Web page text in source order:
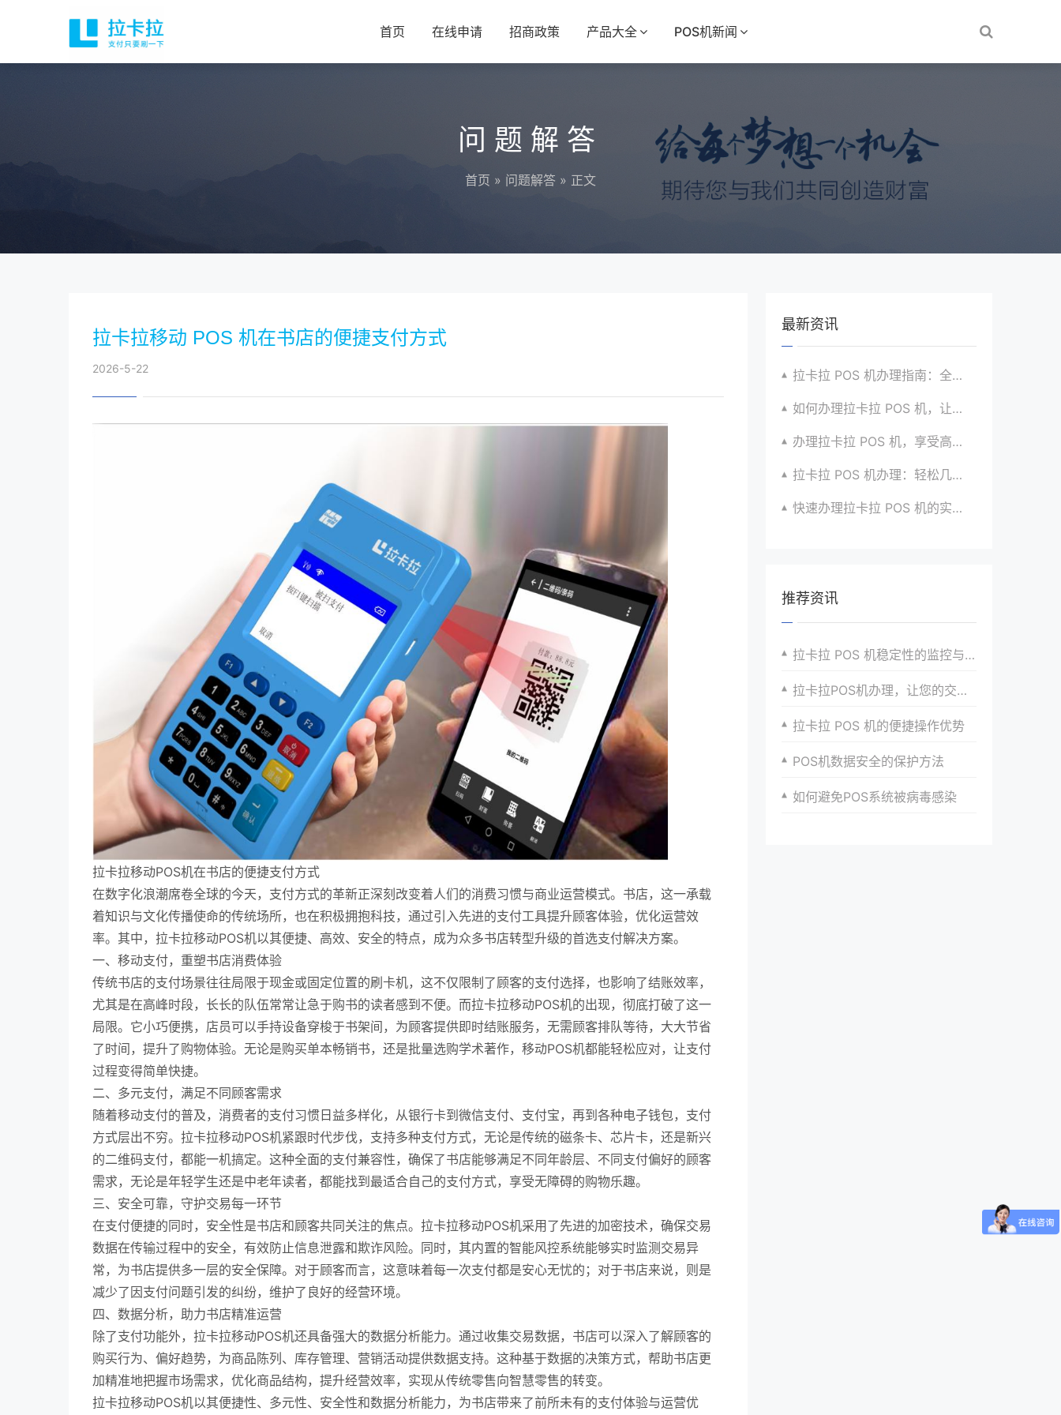
首页 在线申请 招商政策 产品大全 POS机新闻
问题解答
首页 » 问题解答 » 正文
拉卡拉移动 POS 机在书店的便捷支付方式
2026-5-22
拉卡拉移动POS机在书店的便捷支付方式
在数字化浪潮席卷全球的今天，支付方式的革新正深刻改变着人们的消费习惯与商业运营模式。书店，这一承载
着知识与文化传播使命的传统场所，也在积极拥抱科技，通过引入先进的支付工具提升顾客体验，优化运营效
率。其中，拉卡拉移动POS机以其便捷、高效、安全的特点，成为众多书店转型升级的首选支付解决方案。
一、移动支付，重塑书店消费体验
传统书店的支付场景往往局限于现金或固定位置的刷卡机，这不仅限制了顾客的支付选择，也影响了结账效率，
尤其是在高峰时段，长长的队伍常常让急于购书的读者感到不便。而拉卡拉移动POS机的出现，彻底打破了这一
局限。它小巧便携，店员可以手持设备穿梭于书架间，为顾客提供即时结账服务，无需顾客排队等待，大大节省
了时间，提升了购物体验。无论是购买单本畅销书，还是批量选购学术著作，移动POS机都能轻松应对，让支付
过程变得简单快捷。
二、多元支付，满足不同顾客需求
随着移动支付的普及，消费者的支付习惯日益多样化，从银行卡到微信支付、支付宝，再到各种电子钱包，支付
方式层出不穷。拉卡拉移动POS机紧跟时代步伐，支持多种支付方式，无论是传统的磁条卡、芯片卡，还是新兴
的二维码支付，都能一机搞定。这种全面的支付兼容性，确保了书店能够满足不同年龄层、不同支付偏好的顾客
需求，无论是年轻学生还是中老年读者，都能找到最适合自己的支付方式，享受无障碍的购物乐趣。
三、安全可靠，守护交易每一环节
在支付便捷的同时，安全性是书店和顾客共同关注的焦点。拉卡拉移动POS机采用了先进的加密技术，确保交易
数据在传输过程中的安全，有效防止信息泄露和欺诈风险。同时，其内置的智能风控系统能够实时监测交易异
常，为书店提供多一层的安全保障。对于顾客而言，这意味着每一次支付都是安心无忧的；对于书店来说，则是
减少了因支付问题引发的纠纷，维护了良好的经营环境。
四、数据分析，助力书店精准运营
除了支付功能外，拉卡拉移动POS机还具备强大的数据分析能力。通过收集交易数据，书店可以深入了解顾客的
购买行为、偏好趋势，为商品陈列、库存管理、营销活动提供数据支持。这种基于数据的决策方式，帮助书店更
加精准地把握市场需求，优化商品结构，提升经营效率，实现从传统零售向智慧零售的转变。
拉卡拉移动POS机以其便捷性、多元性、安全性和数据分析能力，为书店带来了前所未有的支付体验与运营优
最新资讯
拉卡拉 POS 机办理指南：全流程解析与建议汇总
如何办理拉卡拉 POS 机，让生意更顺畅？看过来
办理拉卡拉 POS 机，享受高效支付服务的窍门
拉卡拉 POS 机办理：轻松几步，实现便捷收款啦
快速办理拉卡拉 POS 机的实用方法全知道
推荐资讯
拉卡拉 POS 机稳定性的监控与维护方法​
拉卡拉POS机办理，让您的交易更加透明
拉卡拉 POS 机的便捷操作优势
POS机数据安全的保护方法
如何避免POS系统被病毒感染